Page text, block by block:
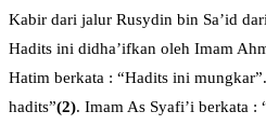
Kabir dari jalur Rusydin bin Sa’id
Hadits ini didha’ifkan oleh Imam
Hatim berkata : “Hadits ini
hadits”(2). Imam As Syafi’i berkata :